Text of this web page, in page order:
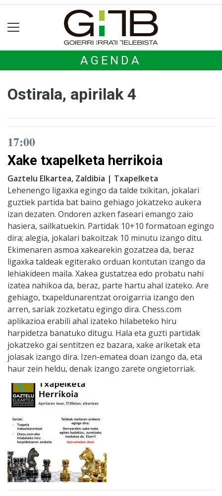
AGENDA
Ostirala, apirilak 4
17:00
Xake txapelketa herrikoia
Gaztelu Elkartea, Zaldibia | Txapelketa
Lehenengo ligaxka egingo da talde txikitan, jokalari
guztiek partida bat baino gehiago jokatzeko aukera
izan dezaten. Ondoren azken faseari emango zaio
hasiera, sailkatuekin. Partidak 10+10 formatoan egingo
dira; alegia, jokalari bakoitzak 10 minutu izango ditu.
Ekimenaren asmoa xakearekin gozatzea da, beraz
ligaxka taldeak egiterako orduan kontutan izango da
lehiakideen maila. Xakea gustatzea edo probatu nahi
izatea nahikoa da, beraz, parte hartu ahal izateko. Are
gehiago, txapeldunarentzat oroigarria izango den
arren, sariak zozketatu egingo dira. Chess.com
aplikazioa erabili ahal izateko hilabeteko hiru
harpidetza banatuko ditugu. Hala eta guzti partidak
jokatzeko gai sentitzen ez bazara, xake ariketak eta
jolasak izango dira. Izen-ematea doan izango da, eta
haur zein heldu, denak izango zarete ongietorriak.